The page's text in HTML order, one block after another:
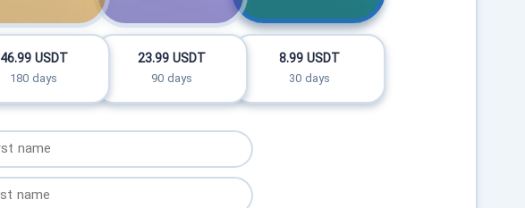
8.99 USDT
30 days
23.99 USDT
90 days
46.99 USDT
180 days